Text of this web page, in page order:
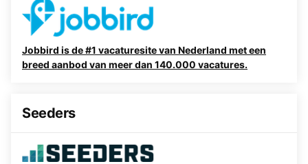
Jobbird is de #1 vacaturesite van Nederland met een
breed aanbod van meer dan 140.000 vacatures.
Seeders